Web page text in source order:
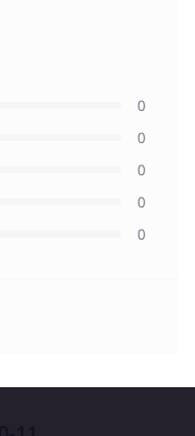
0
0
0
0
0